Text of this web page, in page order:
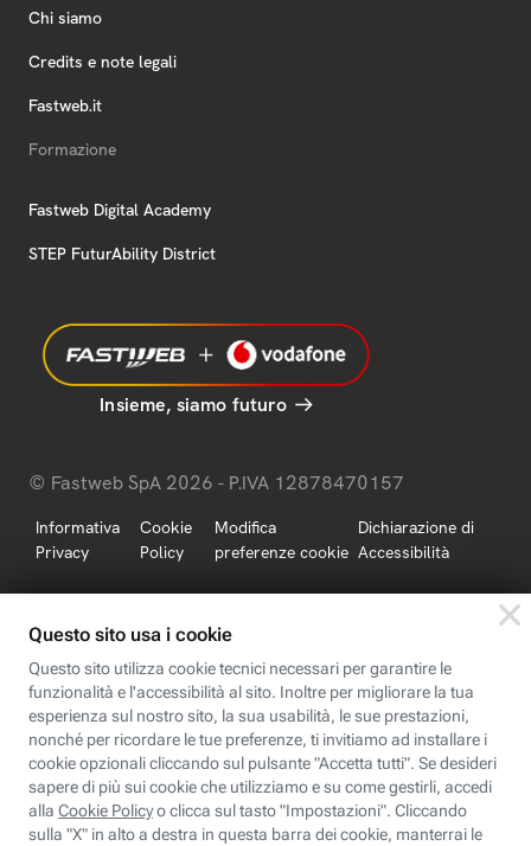
Chi siamo
Credits e note legali
Fastweb.it
Formazione
Fastweb Digital Academy
STEP FuturAbility District
Insieme, siamo futuro
© Fastweb SpA 2026 - P.IVA 12878470157
Informativa
Privacy
Cookie
Policy
Modifica
preferenze cookie
Dichiarazione di
Accessibilità